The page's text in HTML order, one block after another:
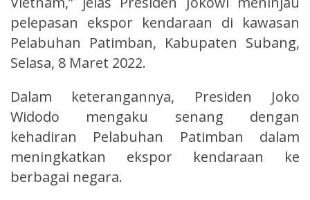
pelepasan ekspor kendaraan di kawasan
Pelabuhan Patimban, Kabupaten Subang,
Selasa, 8 Maret 2022.
Dalam keterangannya, Presiden Joko
Widodo mengaku senang dengan
kehadiran Pelabuhan Patimban dalam
meningkatkan ekspor kendaraan ke
berbagai negara.